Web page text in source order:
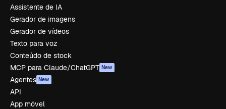
Assistente de IA
Gerador de imagens
Gerador de vídeos
Texto para voz
Conteúdo de stock
MCP para Claude/ChatGPT New
Agentes New
API
App móvel